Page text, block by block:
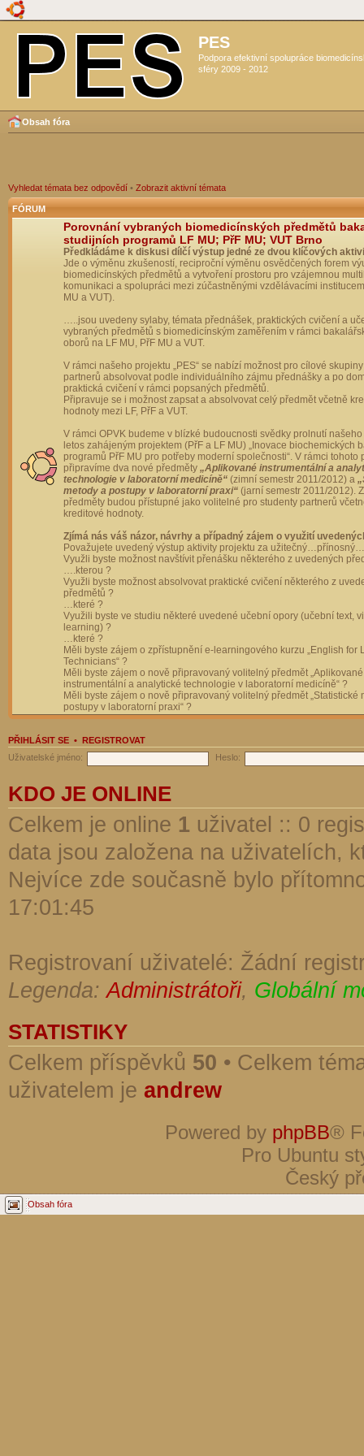
PES
Podpora efektivní spolupráce
sféry 2009 - 2012
Obsah fóra
Vyhledat témata bez odpovědí • Zobrazit aktivní témata
FÓRUM
Porovnání vybraných biomedicínských předmětů
studijních programů LF MU; PřF MU; VUT Brno
Předkládáme k diskusi dílčí výstup jedné ze dvou klíčových
Jde o výměnu zkušeností, reciproční výměnu osvědčených forem
biomedicínských předmětů a vytvoření prostoru pro vzájemnou
komunikaci a spolupráci mezi zúčastněnými vzdělávacími
MU a VUT).
…..jsou uvedeny sylaby, témata přednášek, praktických cvičení a
vybraných předmětů s biomedicínským zaměřením v rámci
oborů na LF MU, PřF MU a VUT.
V rámci našeho projektu „PES“ se nabízí možnost pro cílové
partnerů absolvovat podle individuálního zájmu přednášky a po
praktická cvičení v rámci popsaných předmětů.
Připravuje se i možnost zapsat a absolvovat celý předmět včetně
hodnoty mezi LF, PřF a VUT.
V rámci OPVK budeme v blízké budoucnosti svědky prolnutí
letos zahájeným projektem (PřF a LF MU) „Inovace biochemických
programů PřF MU pro potřeby moderní společnosti“. V rámci tohoto
připravíme dva nové předměty „Aplikované instrumentální a
technologie v laboratorní medicíně“ (zimní semestr 2011/2012) a
metody a postupy v laboratorní praxi“ (jarní semestr 2011/2012).
předměty budou přístupné jako volitelné pro studenty partnerů
kreditové hodnoty.
Zjímá nás váš názor, návrhy a případný zájem o využití
Považujete uvedený výstup aktivity projektu za
Využli byste možnost navštívit přenášku některého z uvedených
….kterou ?
Využli byste možnost absolvovat praktické cvičení některého z
předmětů ?
…které ?
Využili byste ve studiu některé uvedené učební opory (učební text,
learning) ?
…které ?
Měli byste zájem o zpřístupnění e-learningového kurzu „English for
Technicians“ ?
Měli byste zájem o nově připravovaný volitelný předmět „Aplikované
instrumentální a analytické technologie v laboratorní medicíně“ ?
Měli byste zájem o nově připravovaný volitelný předmět „Statistické
postupy v laboratorní praxi“ ?
PŘIHLÁSIT SE • REGISTROVAT
Uživatelské jméno:
Heslo:
KDO JE ONLINE
Celkem je online 1 uživatel :: 0
data jsou založena na uživatelích,
Nejvíce zde současně bylo
17:01:45
Registrovaní uživatelé: Žádní
Legenda:Administrátoři, Globální
STATISTIKY
Celkem příspěvků 50 • Celkem
uživatelem je andrew
Powered by phpBB®
Pro Ubuntu
Český
Obsah fóra